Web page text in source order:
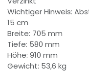
Wichtiger Hinweis:
15 cm
Breite: 705 mm
Tiefe: 580 mm
Höhe: 910 mm
Gewicht: 53,6 kg